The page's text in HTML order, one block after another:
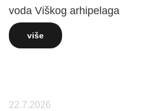
voda Viškog arhipelaga
više
22.7.2026